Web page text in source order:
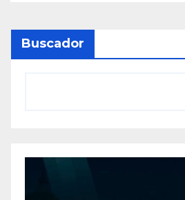
Buscador